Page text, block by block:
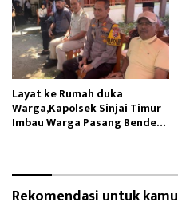
Layat ke Rumah duka
Warga,Kapolsek Sinjai Timur
Imbau Warga Pasang Bendera
Rekomendasi untuk kamu